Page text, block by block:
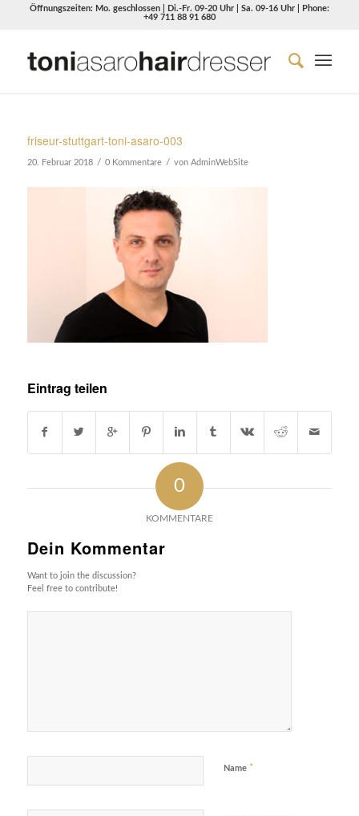
Öffnungszeiten: Mo. geschlossen | Di.-Fr. 09-20 Uhr | Sa. 09-16 Uhr | Phone:
+49 711 88 91 680
friseur-stuttgart-toni-asaro-003
20. Februar 2018 / 0 Kommentare / von AdminWebSite
Eintrag teilen
0
KOMMENTARE
Dein Kommentar
Want to join the discussion?
Feel free to contribute!
Name *